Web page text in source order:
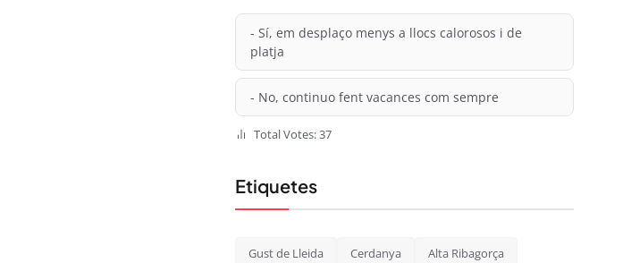
- Sí, em desplaço menys a llocs calorosos i de
platja
- No, continuo fent vacances com sempre
Total Votes: 37
Etiquetes
Gust de Lleida Cerdanya Alta Ribagorça